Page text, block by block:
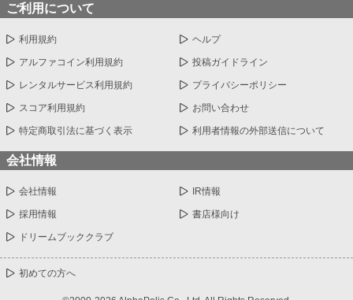
ご利用について
利用規約 ヘルプ
アルファコイン利用規約 投稿ガイドライン
レンタルサービス利用規約 プライバシーポリシー
スコア利用規約 お問い合わせ
特定商取引法に基づく表示 利用者情報の外部送信について
会社情報
会社情報 IR情報
採用情報 書店様向け
ドリームブッククラブ
初めての方へ